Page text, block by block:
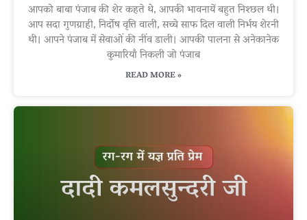
आपको बाबा पंजाब की शेर कहते थे, आपकी भावनायें बहुत निश्छल थी।
आप सदा गुणग्राही, निर्दोष वृत्ति वाली, सच्चे साफ दिल वाली निर्भय शेरनी
थी। आपने पंजाब में सेवाओं की नींव डाली। आपकी पालना से अनेकानेक
कुमारियाँ निकली जो पंजाब
READ MORE »